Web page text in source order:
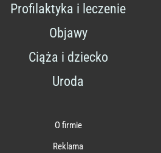
Profilaktyka i leczenie
Objawy
Ciąża i dziecko
Uroda
O firmie
Reklama